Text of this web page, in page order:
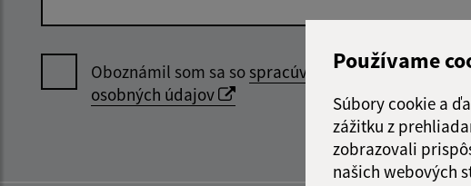
Používame
Súbory cookie a
zážitku z
zobrazovali
našich webových
Oboznámil som sa sospracúvaním
osobných údajov